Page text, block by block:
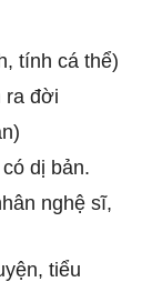
tính cá thể)
ra đời
dị bản.
nghệ sĩ,
tiểu